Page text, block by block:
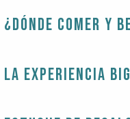
¿Dónde comer y
La experiencia